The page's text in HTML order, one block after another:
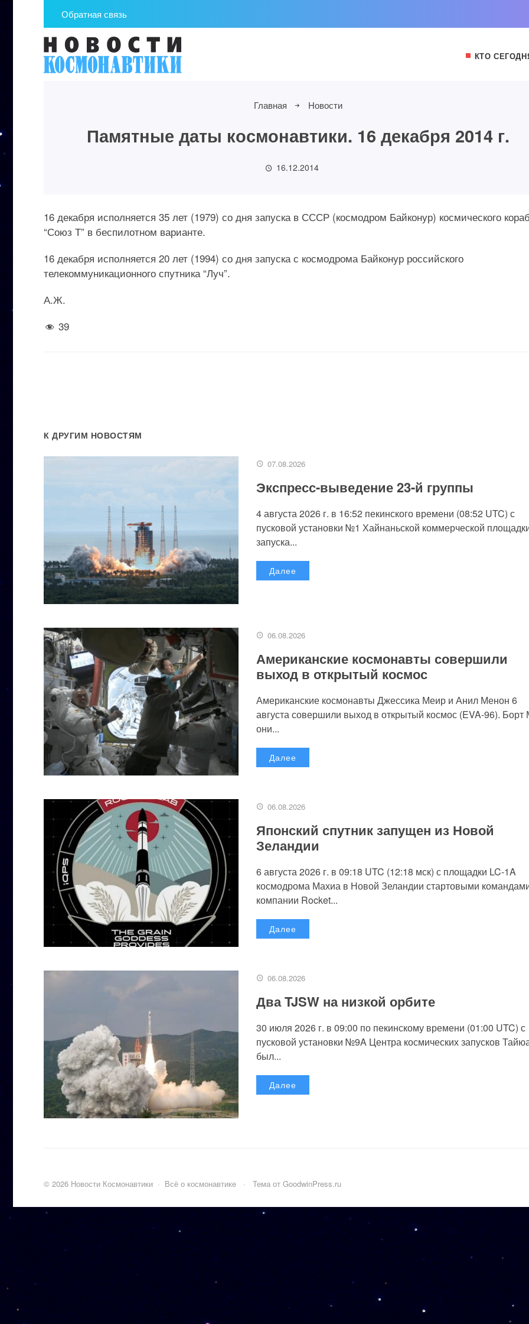
Обратная связь
КТО
Главная Новости
Памятные даты космонавтики. 16 декабря 2014 г.
16.12.2014
16 декабря исполняется 35 лет (1979) со дня запуска в СССР (космодром Байконур) космического
“Союз Т” в беспилотном варианте.
16 декабря исполняется 20 лет (1994) со дня запуска с космодрома Байконур российского
телекоммуникационного спутника “Луч”.
А.Ж.
39
К ДРУГИМ НОВОСТЯМ
07.08.2026
Экспресс-выведение 23-й группы
4 августа 2026 г. в 16:52 пекинского времени (08:52 UTC) с
пусковой установки №1 Хайнаньской коммерческой
запуска...
Далее
06.08.2026
Американские космонавты совершили
выход в открытый космос
Американские космонавты Джессика Меир и Анил Менон 6
августа совершили выход в открытый космос (EVA-96).
они...
Далее
06.08.2026
Японский спутник запущен из Новой
Зеландии
6 августа 2026 г. в 09:18 UTC (12:18 мск) с площадки LC-1A
космодрома Махиа в Новой Зеландии стартовыми
компании Rocket...
Далее
06.08.2026
Два TJSW на низкой орбите
30 июля 2026 г. в 09:00 по пекинскому времени (01:00 UTC) с
пусковой установки №9A Центра космических запусков
был...
Далее
© 2026 Новости Космонавтики · Всё о космонавтике · Тема от GoodwinPress.ru